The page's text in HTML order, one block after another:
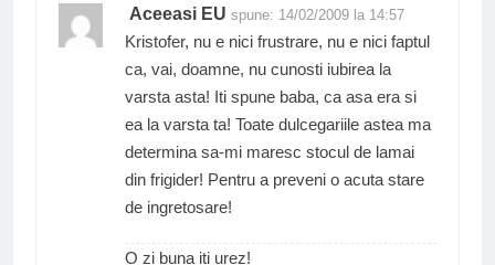
Aceeasi EU spune: 14/02/2009 la 14:57
Kristofer, nu e nici frustrare, nu e nici faptul
ca, vai, doamne, nu cunosti iubirea la
varsta asta! Iti spune baba, ca asa era si
ea la varsta ta! Toate dulcegariile astea ma
determina sa-mi maresc stocul de lamai
din frigider! Pentru a preveni o acuta stare
de ingretosare!
O zi buna iti urez!